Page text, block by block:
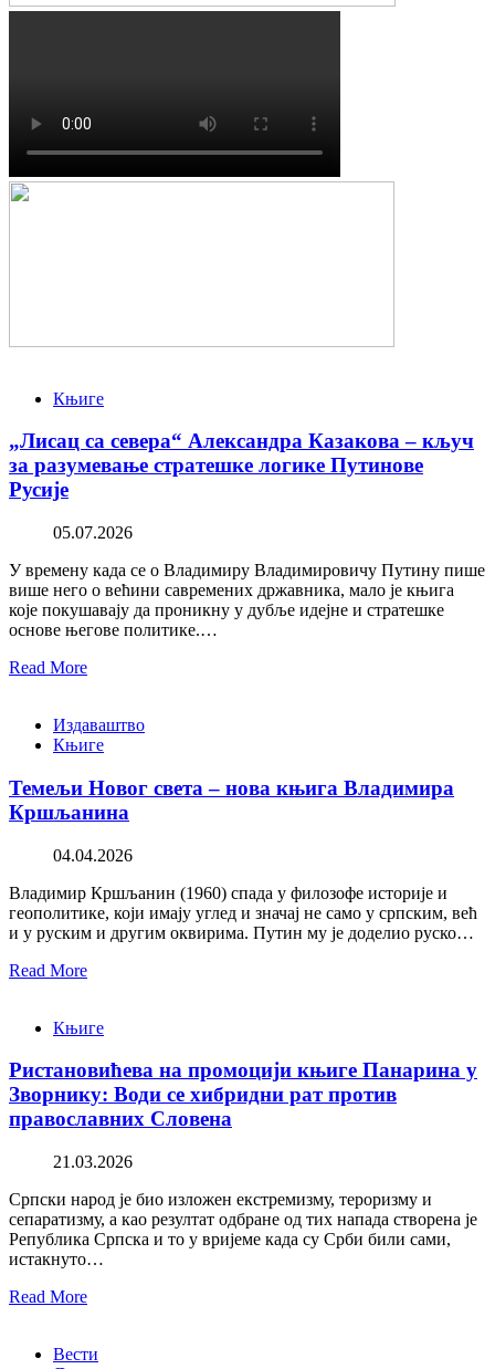
Књиге
„Лисац са севера“ Александра Казакова – кључ
за разумевање стратешке логике Путинове
Русије
05.07.2026
У времену када се о Владимиру Владимировичу Путину пише
више него о већини савремених државника, мало је књига
које покушавају да проникну у дубље идејне и стратешке
основе његове политике.…
Read More
Издаваштво
Књиге
Темељи Новог света – нова књига Владимира
Кршљанина
04.04.2026
Владимир Кршљанин (1960) спада у филозофе историје и
геополитике, који имају углед и значај не само у српским, већ
и у руским и другим оквирима. Путин му је доделио руско…
Read More
Књиге
Ристановићева на промоцији књиге Панарина у
Зворнику: Води се хибридни рат против
православних Словена
21.03.2026
Српски народ је био изложен екстремизму, тероризму и
сепаратизму, а као резултат одбране од тих напада створена је
Република Српска и то у вријеме када су Срби били сами,
истакнуто…
Read More
Вести